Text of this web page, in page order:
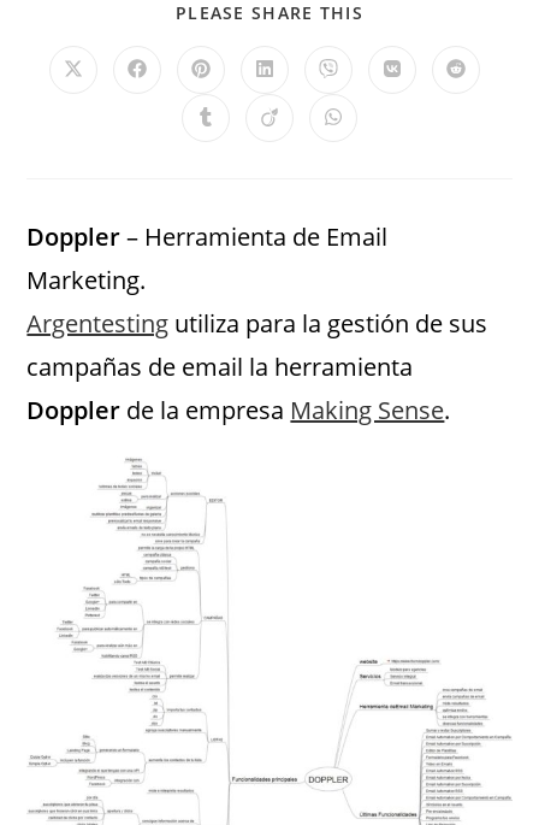
PLEASE SHARE THIS
Doppler– Herramienta de Email
Marketing.
Argentesting utiliza para la gestión de sus
campañas de email la herramienta
Doppler de la empresa Making Sense.